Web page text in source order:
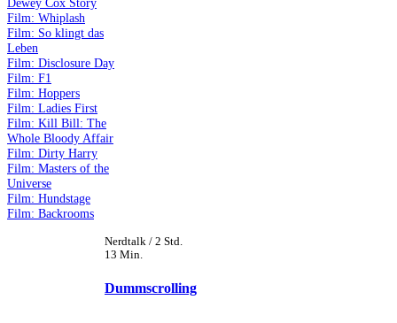
Film: Whiplash
Film: So klingt das
Leben
Film: Disclosure Day
Film: F1
Film: Hoppers
Film: Ladies First
Film: Kill Bill: The
Whole Bloody Affair
Film: Dirty Harry
Film: Masters of the
Universe
Film: Hundstage
Film: Backrooms
Nerdtalk / 2 Std.
13 Min.
Dummscrolling